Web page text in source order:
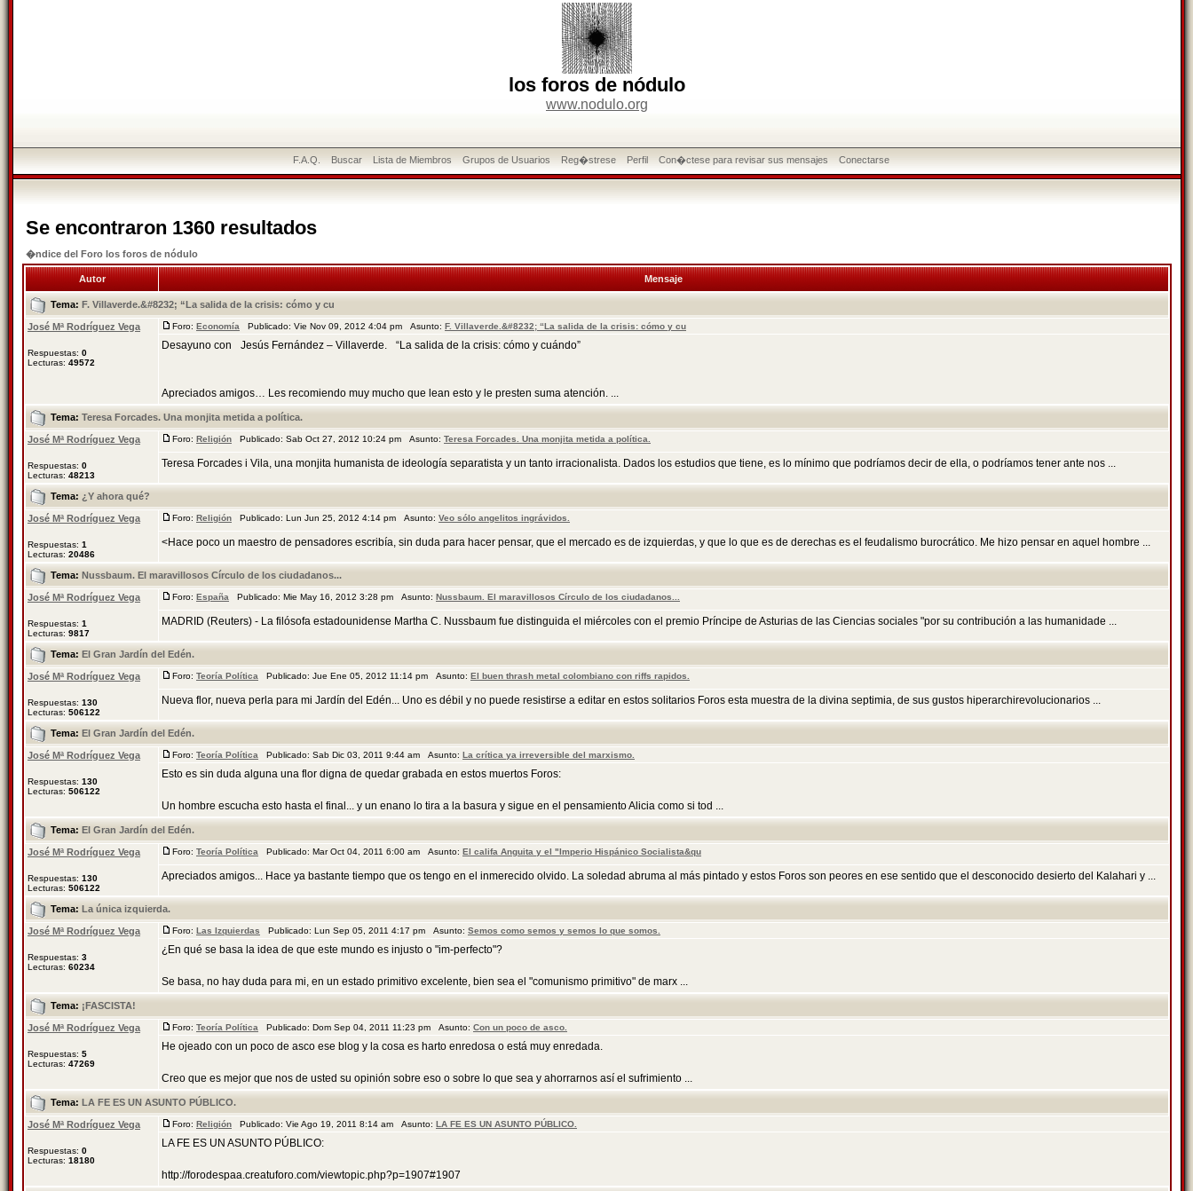
los foros de nódulo
www.nodulo.org
F.A.Q. Buscar Lista de Miembros Grupos de Usuarios Reg�strese Perfil Con�ctese para revisar sus mensajes Conectarse
Se encontraron 1360 resultados
�ndice del Foro los foros de nódulo
Autor Mensaje
Tema: F. Villaverde.&#8232; “La salida de la crisis: cómo y cu
José Mª Rodríguez Vega
Respuestas: 0
Lecturas: 49572
Foro: Economía Publicado: Vie Nov 09, 2012 4:04 pm Asunto: F. Villaverde.&#8232; “La salida de la crisis: cómo y cu
Desayuno con Jesús Fernández – Villaverde. “La salida de la crisis: cómo y cuándo”
Apreciados amigos… Les recomiendo muy mucho que lean esto y le presten suma atención. ...
Tema: Teresa Forcades. Una monjita metida a política.
José Mª Rodríguez Vega
Respuestas: 0
Lecturas: 48213
Foro: Religión Publicado: Sab Oct 27, 2012 10:24 pm Asunto: Teresa Forcades. Una monjita metida a política.
Teresa Forcades i Vila, una monjita humanista de ideología separatista y un tanto irracionalista. Dados los estudios que tiene, es lo mínimo que podríamos decir de ella, o podríamos tener ante nos ...
Tema: ¿Y ahora qué?
José Mª Rodríguez Vega
Respuestas: 1
Lecturas: 20486
Foro: Religión Publicado: Lun Jun 25, 2012 4:14 pm Asunto: Veo sólo angelitos ingrávidos.
<Hace poco un maestro de pensadores escribía, sin duda para hacer pensar, que el mercado es de izquierdas, y que lo que es de derechas es el feudalismo burocrático. Me hizo pensar en aquel hombre ...
Tema: Nussbaum. El maravillosos Círculo de los ciudadanos...
José Mª Rodríguez Vega
Respuestas: 1
Lecturas: 9817
Foro: España Publicado: Mie May 16, 2012 3:28 pm Asunto: Nussbaum. El maravillosos Círculo de los ciudadanos...
MADRID (Reuters) - La filósofa estadounidense Martha C. Nussbaum fue distinguida el miércoles con el premio Príncipe de Asturias de las Ciencias sociales "por su contribución a las humanidade ...
Tema: El Gran Jardín del Edén.
José Mª Rodríguez Vega
Respuestas: 130
Lecturas: 506122
Foro: Teoría Política Publicado: Jue Ene 05, 2012 11:14 pm Asunto: El buen thrash metal colombiano con riffs rapidos.
Nueva flor, nueva perla para mi Jardín del Edén... Uno es débil y no puede resistirse a editar en estos solitarios Foros esta muestra de la divina septimia, de sus gustos hiperarchirevolucionarios ...
Tema: El Gran Jardín del Edén.
José Mª Rodríguez Vega
Respuestas: 130
Lecturas: 506122
Foro: Teoría Política Publicado: Sab Dic 03, 2011 9:44 am Asunto: La crítica ya irreversible del marxismo.
Esto es sin duda alguna una flor digna de quedar grabada en estos muertos Foros:
Un hombre escucha esto hasta el final... y un enano lo tira a la basura y sigue en el pensamiento Alicia como si tod ...
Tema: El Gran Jardín del Edén.
José Mª Rodríguez Vega
Respuestas: 130
Lecturas: 506122
Foro: Teoría Política Publicado: Mar Oct 04, 2011 6:00 am Asunto: El califa Anguita y el "Imperio Hispánico Socialista&qu
Apreciados amigos... Hace ya bastante tiempo que os tengo en el inmerecido olvido. La soledad abruma al más pintado y estos Foros son peores en ese sentido que el desconocido desierto del Kalahari y ...
Tema: La única izquierda.
José Mª Rodríguez Vega
Respuestas: 3
Lecturas: 60234
Foro: Las Izquierdas Publicado: Lun Sep 05, 2011 4:17 pm Asunto: Semos como semos y semos lo que somos.
¿En qué se basa la idea de que este mundo es injusto o "im-perfecto"?
Se basa, no hay duda para mi, en un estado primitivo excelente, bien sea el "comunismo primitivo" de marx ...
Tema: ¡FASCISTA!
José Mª Rodríguez Vega
Respuestas: 5
Lecturas: 47269
Foro: Teoría Política Publicado: Dom Sep 04, 2011 11:23 pm Asunto: Con un poco de asco.
He ojeado con un poco de asco ese blog y la cosa es harto enredosa o está muy enredada.
Creo que es mejor que nos de usted su opinión sobre eso o sobre lo que sea y ahorrarnos así el sufrimiento ...
Tema: LA FE ES UN ASUNTO PÚBLICO.
José Mª Rodríguez Vega
Respuestas: 0
Lecturas: 18180
Foro: Religión Publicado: Vie Ago 19, 2011 8:14 am Asunto: LA FE ES UN ASUNTO PÚBLICO.
LA FE ES UN ASUNTO PÚBLICO:
http://forodespaa.creatuforo.com/viewtopic.php?p=1907#1907